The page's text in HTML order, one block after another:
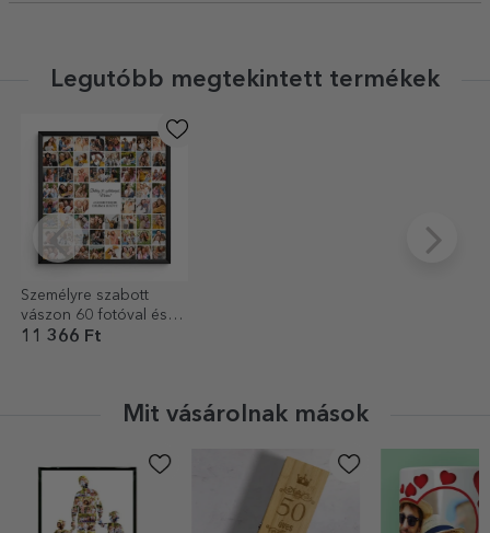
Legutóbb megtekintett termékek
Személyre szabott
vászon 60 fotóval és
üzenettel
11 366 Ft
Mit vásárolnak mások